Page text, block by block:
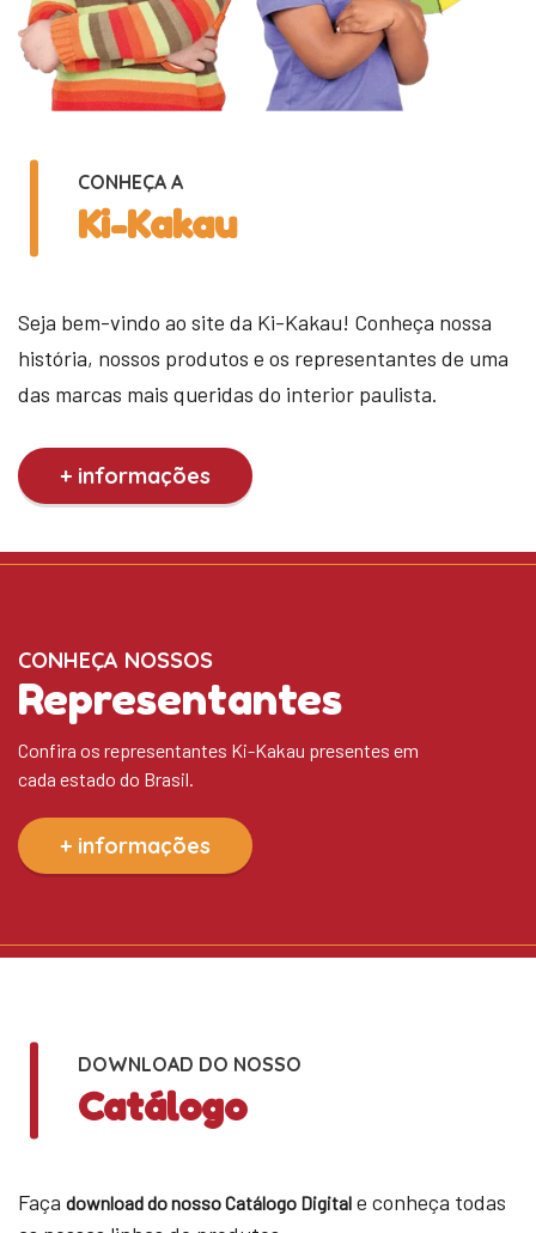
CONHEÇA A
Ki-Kakau
Seja bem-vindo ao site da Ki-Kakau! Conheça nossa
história, nossos produtos e os representantes de uma
das marcas mais queridas do interior paulista.
+ informações
CONHEÇA NOSSOS
Representantes
Confira os representantes Ki-Kakau presentes em
cada estado do Brasil.
+ informações
DOWNLOAD DO NOSSO
Catálogo
Faça download do nosso Catálogo Digital e conheça todas